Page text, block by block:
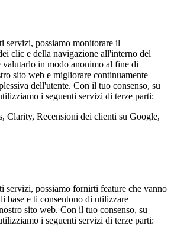
servizi, possiamo monitorare il
clic e della navigazione all'interno del
valutarlo in modo anonimo al fine di
sito web e migliorare continuamente
dell'utente. Con il tuo consenso, su
i seguenti servizi di terze parti:
Clarity, Recensioni dei clienti su Google,
servizi, possiamo fornirti feature che vanno
base e ti consentono di utilizzare
sito web. Con il tuo consenso, su
i seguenti servizi di terze parti: